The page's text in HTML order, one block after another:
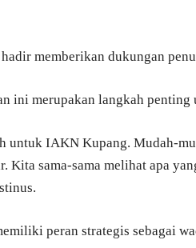
memberikan dukungan
ini merupakan langkah penting
untuk IAKN Kupang. Mudah-
Kita sama-sama melihat apa
peran strategis sebagai